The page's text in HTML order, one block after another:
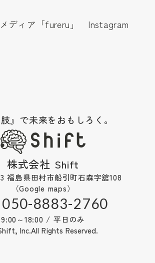
ディア「fureru」 Instagram
肢』で未来をおもしろく。
株式会社 Shift
福島県田村市船引町石森字舘108
（Google maps）
050-8883-2760
9:00～18:00 / 平日のみ
Inc.All Rights Reserved.